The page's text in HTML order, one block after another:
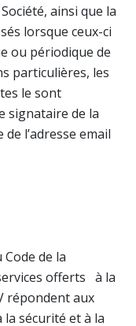
ainsi que la
lorsque ceux-ci
ou périodique de
particulières, les
le sont
signataire de la
l’adresse email
de la
offerts à la
répondent aux
sécurité et à la